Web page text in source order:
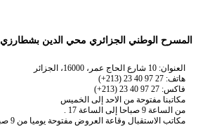
المسرح الوطني الجزائري محي الدين بشطارزي
العنوان: 10 شارع الحاج عمر، 16000، الجزائر
هاتف: 27 97 40 23 (213+)
فاكس: 27 97 40 23 (213+)
مكاتبنا مفتوحة من الاحد إلى الخميس
من الساعة 9 صباحا إلى الساعة 17 .
مكاتب الاستقبال وقاعة العروض مفتوحة يوميا من 9 صباحا إلى غاية نهاية العروض.